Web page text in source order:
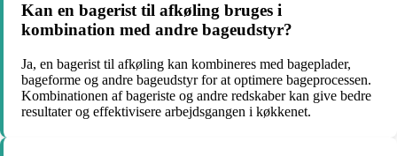
Kan en bagerist til afkøling bruges i
kombination med andre bageudstyr?
Ja, en bagerist til afkøling kan kombineres med bageplader,
bageforme og andre bageudstyr for at optimere bageprocessen.
Kombinationen af bageriste og andre redskaber kan give bedre
resultater og effektivisere arbejdsgangen i køkkenet.